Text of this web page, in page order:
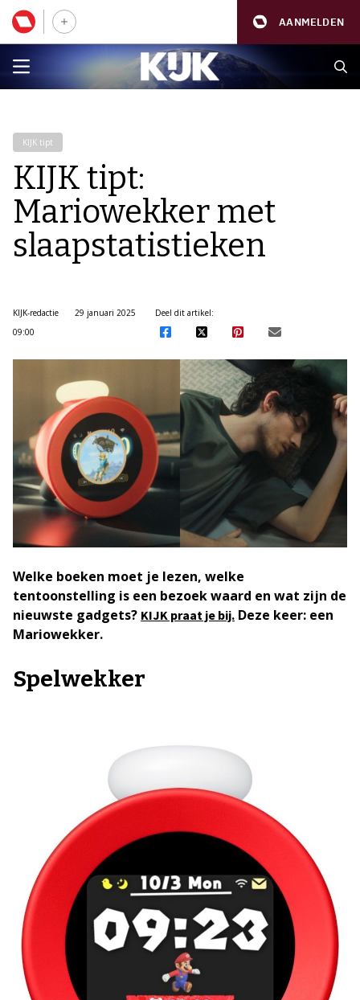
AANMELDEN
KIJK tipt
KIJK tipt:
Mariowekker met
slaapstatistieken
KIJK-redactie
29 januari 2025
09:00
Deel dit artikel:
Welke boeken moet je lezen, welke
tentoonstelling is een bezoek waard en wat zijn de
nieuwste gadgets? KIJK praat je bij. Deze keer: een
Mariowekker.
Spelwekker